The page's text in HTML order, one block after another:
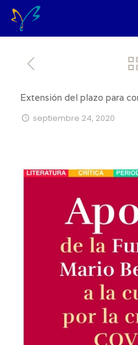
Extensión del plazo para
septiembre 24, 2020